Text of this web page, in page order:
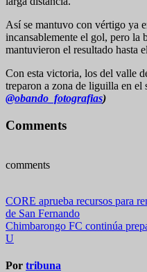
Así se mantuvo con vértigo ya
incansablemente el gol, pero la
mantuvieron el resultado hasta
Con esta victoria, los del valle
treparon a zona de liguilla en el
@obando_fotografias)
Comments
comments
Navegación
de
entradas
CORE aprueba recursos para
de San Fernando
Chimbarongo FC continúa
U
Por tribuna